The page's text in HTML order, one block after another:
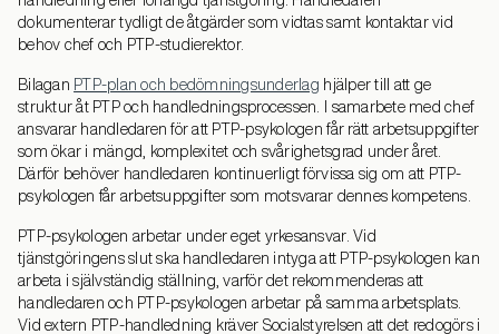
dokumenterar tydligt de åtgärder som vidtas samt kontaktar vid
behov chef och PTP-studierektor.
Bilagan PTP-plan och bedömningsunderlag hjälper till att ge
struktur åt PTP och handledningsprocessen. I samarbete med chef
ansvarar handledaren för att PTP-psykologen får rätt arbetsuppgifter
som ökar i mängd, komplexitet och svårighetsgrad under året.
Därför behöver handledaren kontinuerligt förvissa sig om att PTP-
psykologen får arbetsuppgifter som motsvarar dennes kompetens.
PTP-psykologen arbetar under eget yrkesansvar. Vid
tjänstgöringens slut ska handledaren intyga att PTP-psykologen kan
arbeta i självständig ställning, varför det rekommenderas att
handledaren och PTP-psykologen arbetar på samma arbetsplats.
Vid extern PTP-handledning kräver Socialstyrelsen att det redogörs i